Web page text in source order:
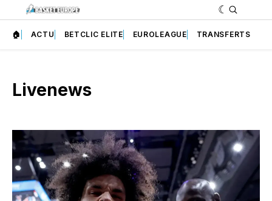
🏠 ACTU BETCLIC ELITE EUROLEAGUE TRANSFERTS
Livenews